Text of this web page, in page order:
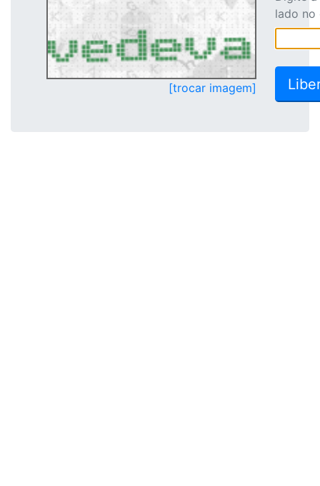
[trocar imagem]
lado no